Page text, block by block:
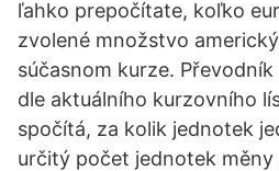
ľahko prepočítate, koľko
zvolené množstvo
súčasnom kurze.
dle aktuálního kurzovního
spočítá, za kolik jednotek
určitý počet jednotek měny